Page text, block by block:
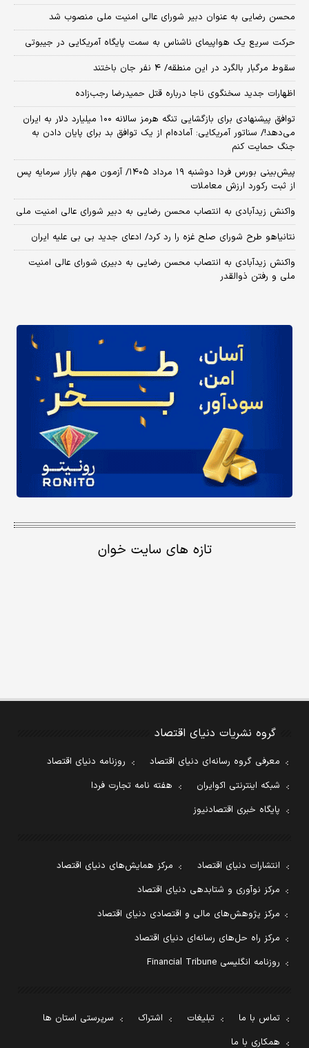
محسن رضایی به عنوان دبیر شورای عالی امنیت ملی منصوب شد
حرکت سریع یک هواپیمای ناشناس به سمت پایگاه آمریکایی در جیبوتی
سقوط مرگبار بالگرد در این منطقه/ ۴ نفر جان باختند
اظهارات جدید سخنگوی ناجا درباره قتل حمیدرضا رجب‌زاده
توافق پیشنهادی برای بازگشایی تنگه هرمز سالانه ۱۰۰ میلیارد دلار به ایران
می‌دهد!/ سناتور آمریکایی: آماده‌ام از یک توافق بد برای پایان دادن به
جنگ حمایت کنم
​پیش‌بینی بورس فردا دوشنبه ۱۹ مرداد ۱۴۰۵/ آزمون مهم بازار سرمایه پس
از ثبت رکورد ارزش معاملات
واکنش زیدآبادی به انتصاب محسن رضایی به دبیر شورای عالی امنیت ملی
نتانیاهو طرح شورای صلح غزه را رد کرد/ ادعای جدید بی بی علیه ایران
واکنش زیدآبادی به انتصاب محسن رضایی به دبیری شورای عالی امنیت
ملی و رفتن ذوالقدر
تازه های سایت خوان
گروه نشریات دنیای اقتصاد
معرفی گروه رسانه‌ای دنیای اقتصاد
روزنامه دنیای اقتصاد
شبکه اینترنتی اکوایران
هفته نامه تجارت فردا
پایگاه خبری اقتصادنیوز
انتشارات دنیای اقتصاد
مرکز همایش‌های دنیای اقتصاد
مرکز نوآوری و شتابدهی دنیای اقتصاد
مرکز پژوهش‌های مالی و اقتصادی دنیای اقتصاد
مرکز راه حل‌های رسانه‌ای دنیای اقتصاد
روزنامه انگلیسی Financial Tribune
تماس با ما تبلیغات اشتراک
سرپرستی استان ها
همکاری با ما